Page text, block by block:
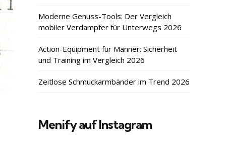
Moderne Genuss-Tools: Der Vergleich
mobiler Verdampfer für Unterwegs 2026
Action-Equipment für Männer: Sicherheit
und Training im Vergleich 2026
Zeitlose Schmuckarmbänder im Trend 2026
Menify auf Instagram